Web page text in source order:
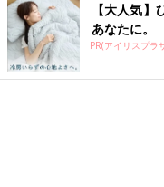
【大人気
あなたに。
PR(アイリスプラ